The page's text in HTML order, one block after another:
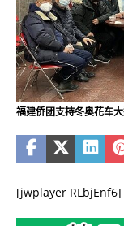
福建侨团支持冬奥花车
[jwplayer RLbjEnf6]